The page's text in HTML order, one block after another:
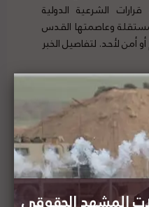
الشرعية الدولية
وعاصمتها القدس
لأحد. لتفاصيل الخبر
الإسرائيلية
فوراً